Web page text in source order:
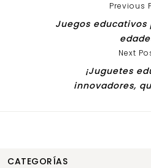
Previous
Juegos educativos
Next
¡Juguetes
innovadores,
CATEGORÍAS